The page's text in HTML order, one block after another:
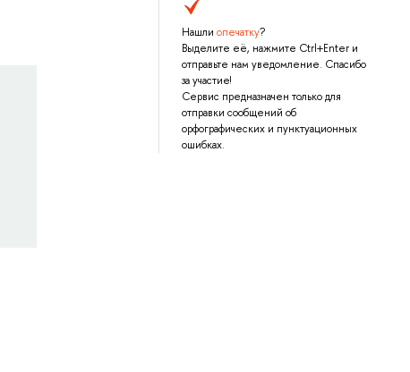
Нашли опечатку?
Выделите её, нажмите Ctrl+Enter и
отправьте нам уведомление. Спасибо
за участие!
Сервис предназначен только для
отправки сообщений об
орфографических и пунктуационных
ошибках.